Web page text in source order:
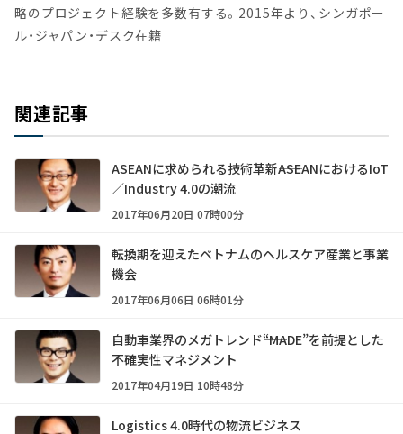
略のプロジェクト経験を多数有する。2015年より、シンガポー
ル・ジャパン・デスク在籍
関連記事
ASEANに求められる技術革新――ASEANにおけるIoT
／Industry 4.0の潮流
2017年06月20日 07時00分
転換期を迎えたベトナムのヘルスケア産業と事業
機会
2017年06月06日 06時01分
自動車業界のメガトレンド――“MADE”を前提とした
不確実性マネジメント
2017年04月19日 10時48分
Logistics 4.0時代の物流ビジネス